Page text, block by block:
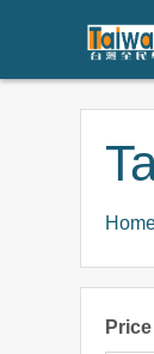
Price